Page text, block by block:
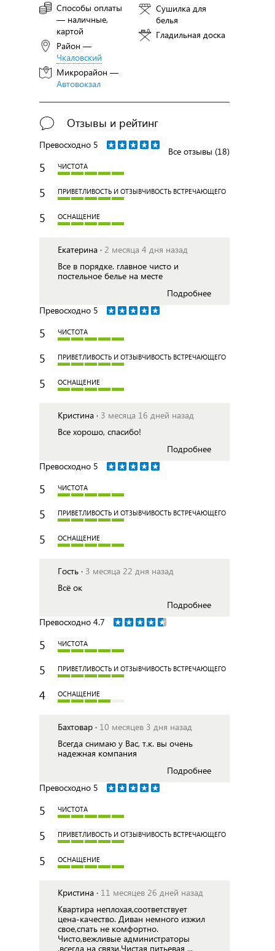
Способы оплаты
— наличные,
картой
Район —
Чкаловский
Микрорайон —
Автовокзал
Сушилка для
белья
Гладильная доска
Отзывы и рейтинг
Все отзывы (18)
Превосходно 5
5 ЧИСТОТА
5 ПРИВЕТЛИВОСТЬ И ОТЗЫВЧИВОСТЬ ВСТРЕЧАЮЩЕГО
5 ОСНАЩЕНИЕ
Екатерина · 2 месяца 4 дня назад
Все в порядке. главное чисто и
постельное белье на месте
Подробнее
Превосходно 5
5 ЧИСТОТА
5 ПРИВЕТЛИВОСТЬ И ОТЗЫВЧИВОСТЬ ВСТРЕЧАЮЩЕГО
5 ОСНАЩЕНИЕ
Кристина · 3 месяца 16 дней назад
Все хорошо, спасибо!
Подробнее
Превосходно 5
5 ЧИСТОТА
5 ПРИВЕТЛИВОСТЬ И ОТЗЫВЧИВОСТЬ ВСТРЕЧАЮЩЕГО
5 ОСНАЩЕНИЕ
Гость · 3 месяца 22 дня назад
Всё ок
Подробнее
Превосходно 4.7
5 ЧИСТОТА
5 ПРИВЕТЛИВОСТЬ И ОТЗЫВЧИВОСТЬ ВСТРЕЧАЮЩЕГО
4 ОСНАЩЕНИЕ
Бахтовар · 10 месяцев 3 дня назад
Всегда снимаю у Вас, т.к. вы очень
надежная компания
Подробнее
Превосходно 5
5 ЧИСТОТА
5 ПРИВЕТЛИВОСТЬ И ОТЗЫВЧИВОСТЬ ВСТРЕЧАЮЩЕГО
5 ОСНАЩЕНИЕ
Кристина · 11 месяцев 26 дней назад
Квартира неплохая,соответствует
цена-качество. Диван немного изжил
свое,спать не комфортно.
Чисто,вежливые администраторы
,всегда на связи.Чистая питьевая ...